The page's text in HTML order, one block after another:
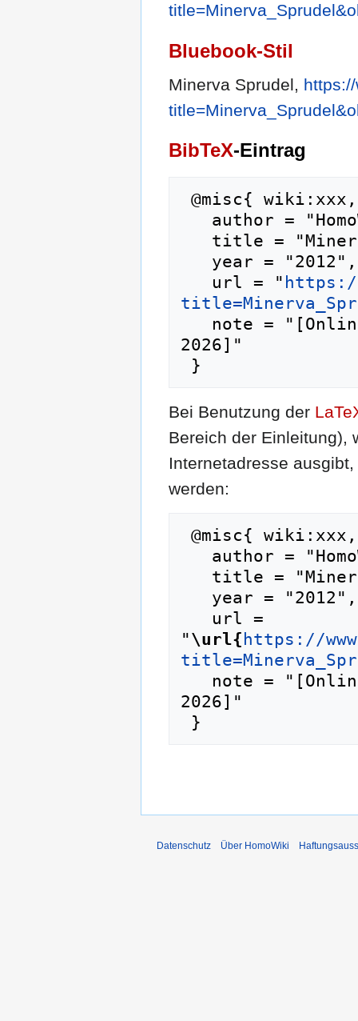
Bluebook-Stil
Minerva Sprudel,
BibTeX-Eintrag
   url = "
https://
2026]"
Bei Benutzung der
Bereich der Einleitung),
Internetadresse
werden:
"\url{ https://
2026]"
Datenschutz Über HomoWiki